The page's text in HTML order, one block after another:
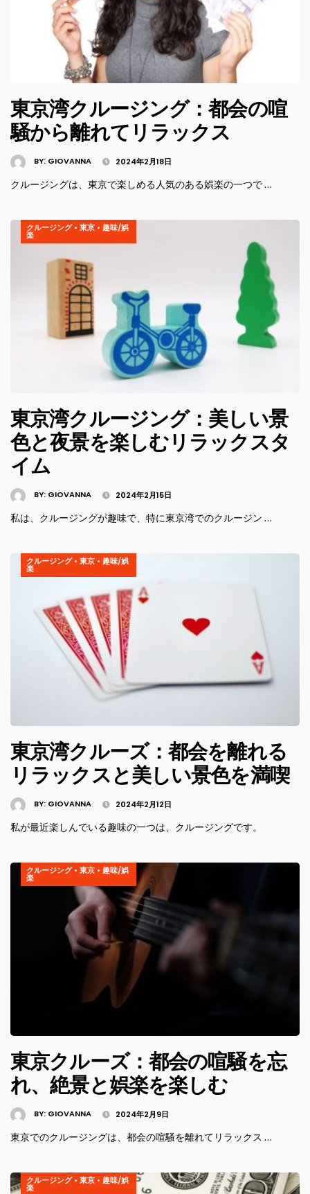
東京湾クルージング：都会の喧
騒から離れてリラックス
BY: GIOVANNA 2024年2月18日
クルージングは、東京で楽しめる人気のある娯楽の一つで …
クルージング• 東京 • 趣味/娯
楽
東京湾クルージング：美しい景
色と夜景を楽しむリラックスタ
イム
BY: GIOVANNA 2024年2月15日
私は、クルージングが趣味で、特に東京湾でのクルージン …
クルージング• 東京 • 趣味/娯
楽
東京湾クルーズ：都会を離れる
リラックスと美しい景色を満喫
BY: GIOVANNA 2024年2月12日
私が最近楽しんでいる趣味の一つは、クルージングです。
クルージング• 東京 • 趣味/娯
楽
東京クルーズ：都会の喧騒を忘
れ、絶景と娯楽を楽しむ
BY: GIOVANNA 2024年2月9日
東京でのクルージングは、都会の喧騒を離れてリラックス …
クルージング• 東京 • 趣味/娯
楽